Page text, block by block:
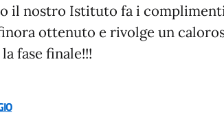
il nostro Istituto fa i
ottenuto e rivolge un
fase finale!!!